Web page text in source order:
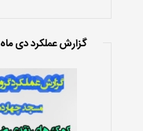
گزارش عملکرد دی ماه 99